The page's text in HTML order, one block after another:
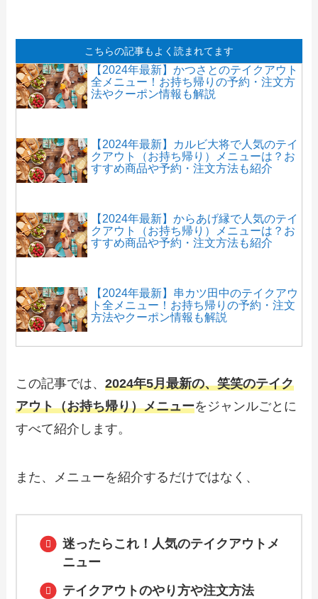
こちらの記事もよく読まれてます
【2024年最新】かつさとのテイクアウト
全メニュー！お持ち帰りの予約・注文方
法やクーポン情報も解説
【2024年最新】カルビ大将で人気のテイ
クアウト（お持ち帰り）メニューは？お
すすめ商品や予約・注文方法も紹介
【2024年最新】からあげ縁で人気のテイ
クアウト（お持ち帰り）メニューは？お
すすめ商品や予約・注文方法も紹介
【2024年最新】串カツ田中のテイクアウ
ト全メニュー！お持ち帰りの予約・注文
方法やクーポン情報も解説
トメニュー！持ち帰りの注文方法も解説
【2024年最新】ピザ・ロイヤルハットの
予約・注文方法やクーポン情報も解説
【2024年最新】ビッグベアーズピザのテ
この記事では、2024年5月最新の、笑笑のテイク
アウト（お持ち帰り）メニューをジャンルごとに
すべて紹介します。
また、メニューを紹介するだけではなく、
迷ったらこれ！人気のテイクアウトメ
ニュー
テイクアウトのやり方や注文方法